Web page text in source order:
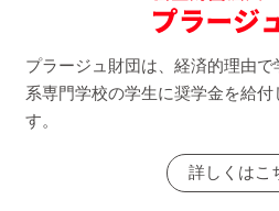
プラージュ財団は、経済的理由
系専門学校の学生に奨学金を給付
す。
詳しくはこ